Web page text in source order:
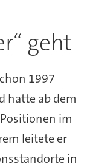
geht
1997
hatte ab dem
im
leitete er
in